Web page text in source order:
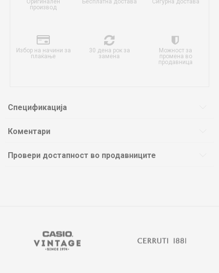
Оригинален
производ
Бесплатна достава Сигурна достава
Избор на начини за
плаќање
30 дена рок за
замена
Можност за
промена во
продавница
Спецификација
Коментари
Провери достапност во продавниците